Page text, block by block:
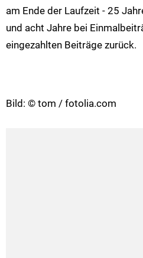
am Ende der Laufzeit - 25
und acht Jahre bei
eingezahlten Beiträge zurück.
Bild: © tom / fotolia.com